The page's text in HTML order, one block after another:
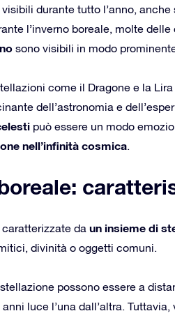
durante tutto l’anno,
l’inverno boreale, molte
sono visibili in modo
come il Dragone e la
dell’astronomia e
può essere un modo
nell’infinità cosmica.
da un insieme di
divinità o oggetti comuni.
possono essere a
luce l’una dall’altra.